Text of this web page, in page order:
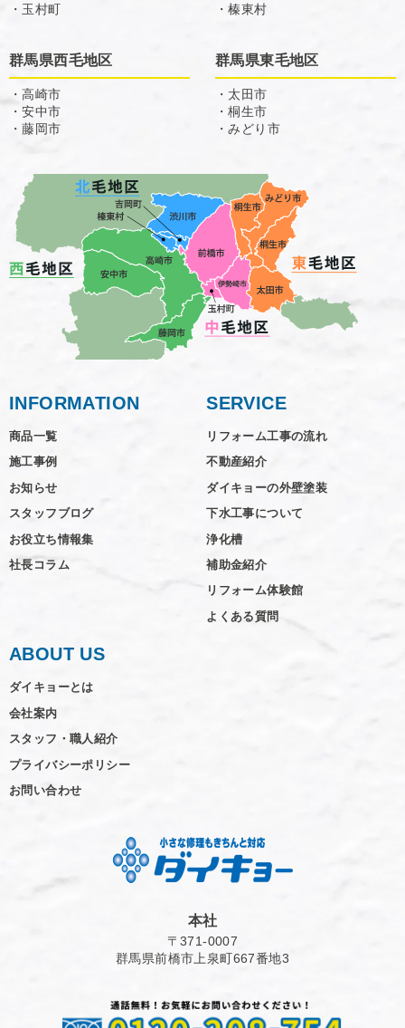
・玉村町
・榛東村
群馬県西毛地区
・高崎市
・安中市
・藤岡市
群馬県東毛地区
・太田市
・桐生市
・みどり市
INFORMATION
商品一覧
施工事例
お知らせ
スタッフブログ
お役立ち情報集
社長コラム
SERVICE
リフォーム工事の流れ
不動産紹介
ダイキョーの外壁塗装
下水工事について
浄化槽
補助金紹介
リフォーム体験館
よくある質問
ABOUT US
ダイキョーとは
会社案内
スタッフ・職人紹介
プライバシーポリシー
お問い合わせ
本社
〒371-0007
群馬県前橋市上泉町667番地3